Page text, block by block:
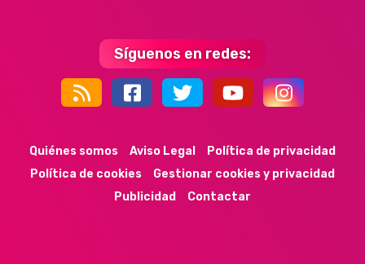
Síguenos en redes:
Quiénes somos Aviso Legal
Política de privacidad
Política de cookies
Gestionar cookies y privacidad
Publicidad
Contactar